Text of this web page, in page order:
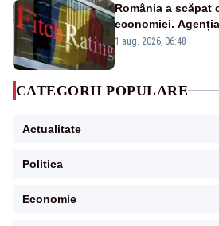
România a scăpat
economiei.
„BBB-” cu
1 aug. 2026, 06:48
CATEGORII POPULARE
Actualitate
Politica
Economie